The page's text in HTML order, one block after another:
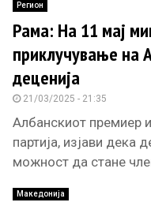
Регион
Рама: На 11 мај
приклучување на
деценија
21/03/2025 - 21:35
Албанскиот премиер
партија, изјави дека
можност да стане
Македонија